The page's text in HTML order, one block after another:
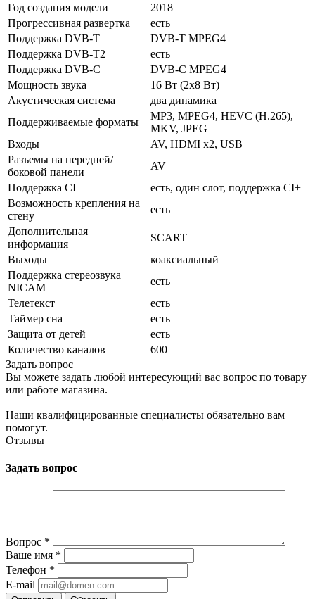
Год создания модели
2018
Прогрессивная развертка
есть
Поддержка DVB-T
DVB-T MPEG4
Поддержка DVB-T2
есть
Поддержка DVB-C
DVB-C MPEG4
Мощность звука
16 Вт (2х8 Вт)
Акустическая система
два динамика
Поддерживаемые форматы
MP3, MPEG4, HEVC (H.265),
MKV, JPEG
Входы
AV, HDMI x2, USB
Разъемы на передней/
боковой панели
AV
Поддержка CI
есть, один слот, поддержка CI+
Возможность крепления на
стену
есть
Дополнительная
информация
SCART
Выходы
коаксиальный
Поддержка стереозвука
NICAM
есть
Телетекст
есть
Таймер сна
есть
Защита от детей
есть
Количество каналов
600
Задать вопрос
Вы можете задать любой интересующий вас вопрос по товару
или работе магазина.
Наши квалифицированные специалисты обязательно вам
помогут.
Отзывы
Задать вопрос
Вопрос *
Ваше имя *
Телефон *
E-mail